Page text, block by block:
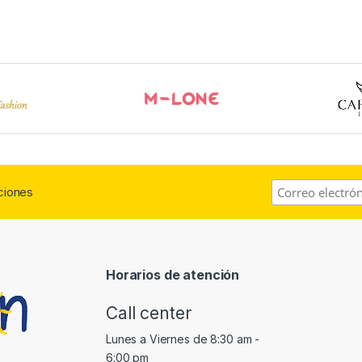
Horarios de atención
Call center
Lunes a Viernes de 8:30 am -
6:00 pm